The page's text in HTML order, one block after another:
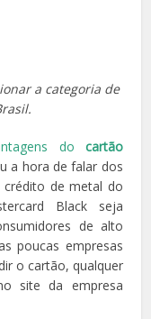
a categoria de
do cartão
a hora de falar dos
de metal do
Black seja
de alto
poucas empresas
o cartão, qualquer
site da empresa